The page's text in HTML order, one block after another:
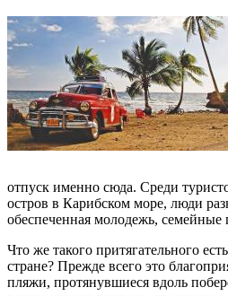
отпуск именно сюда. Среди
остров в Карибском море, люди
обеспеченная молодежь,
Что же такого притягательного
стране? Прежде всего это
пляжи, протянувшиеся вдоль